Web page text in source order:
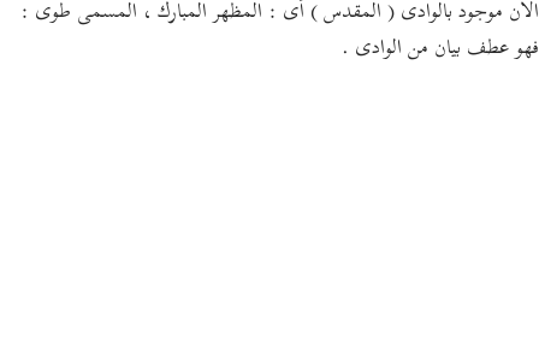
الآن موجود بالوادى ( المقدس ) أى : المظهر المبارك ، المسمى طوى :
فهو عطف بيان من الوادى .